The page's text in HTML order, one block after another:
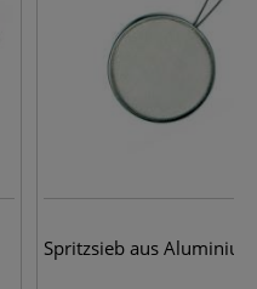
Spritzsieb aus